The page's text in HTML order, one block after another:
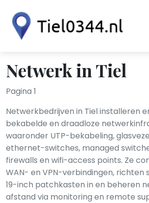
Netwerk in Tiel
Pagina 1
Netwerkbedrijven in Tiel installeren
bekabelde en draadloze
waaronder UTP-bekabeling,
ethernet-switches, managed
firewalls en wifi-access points. Ze
WAN- en VPN-verbindingen, richten
19-inch patchkasten in en beheren
afstand via monitoring en remote